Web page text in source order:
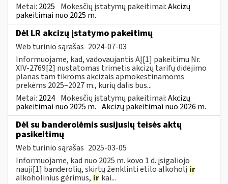
Metai: 2025 Mokesčių įstatymų pakeitimai:Akcizų
pakeitimai nuo 2025 m.
Dėl LR akcizų įstatymo pakeitimų
Web turinio sąrašas 2024-07-03
Informuojame, kad, vadovaujantis AĮ[1] pakeitimu Nr.
XIV-2769[2] nustatomas trimetis akcizų tarifų didėjimo
planas tam tikroms akcizais apmokestinamoms
prekėms 2025–2027 m., kurių dalis bus...
Metai: 2024 Mokesčių įstatymų pakeitimai:Akcizų
pakeitimai nuo 2025 m. Akcizų pakeitimai nuo 2026 m.
Dėl su banderolėmis susijusių teisės aktų
pasikeitimų
Web turinio sąrašas 2025-03-05
Informuojame, kad nuo 2025 m. kovo 1 d. įsigaliojo
nauji[1] banderolių, skirtų ženklinti etilo alkoholį ir
alkoholinius gėrimus, ir kai...